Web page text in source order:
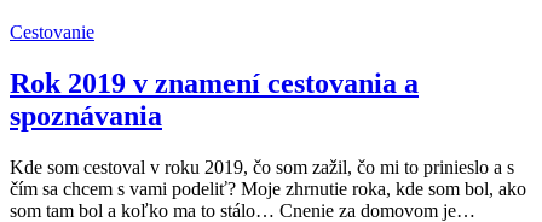
Cestovanie
Rok 2019 v znamení cestovania a
spoznávania
Kde som cestoval v roku 2019, čo som zažil, čo mi to prinieslo a s
čím sa chcem s vami podeliť? Moje zhrnutie roka, kde som bol, ako
som tam bol a koľko ma to stálo… Cnenie za domovom je…